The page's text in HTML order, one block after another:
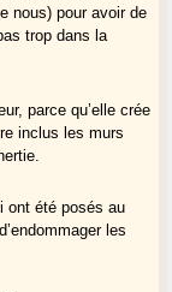
nous) pour avoir de
trop dans la
parce qu’elle crée
inclus les murs
ont été posés au
les